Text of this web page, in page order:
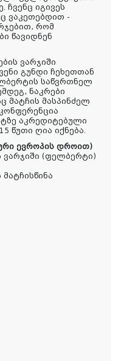
ჩვენც იგივეს
ვაკეთებდით -
რომ
წავიდნენ
ვარჯიში
გუნდი ჩეხეთთან
საწვრთნელ
ნაკრები
მატჩის მასპინძელ
აკრედიტებული
წუთი ღია იქნება.
ევროპის დროით)
ვარჯიში (ფელბერტი)